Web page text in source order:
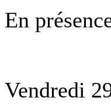
En
Vendredi